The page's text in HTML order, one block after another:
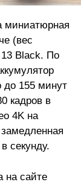
миниатюрная
(вес
13 Black. По
до 155 минут
кадров в
4K на
секунду.
на сайте